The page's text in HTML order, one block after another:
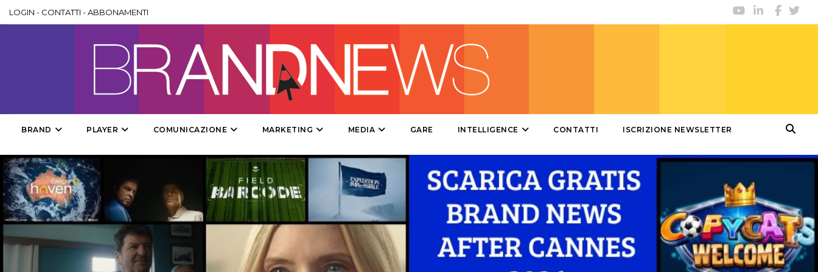
DIGITALE
EDITORIA
ESTERNA
RADIO / AUDIO
LOGIN - CONTATTI -ABBONAMENTI
BRAND PLAYER COMUNICAZIONE MARKETING MEDIA GARE INTELLIGENCE CONTATTI ISCRIZIONE NEWSLETTER